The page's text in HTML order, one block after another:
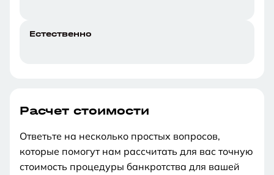
Естественно
Расчет стоимости
Ответьте на несколько простых вопросов,
которые помогут нам рассчитать для вас точную
стоимость процедуры банкротства для вашей